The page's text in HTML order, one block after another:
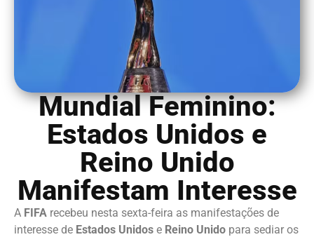
Mundial Feminino:
Estados Unidos e
Reino Unido
Manifestam Interesse
A FIFA recebeu nesta sexta-feira as manifestações de
interesse de Estados Unidos e Reino Unido para sediar os